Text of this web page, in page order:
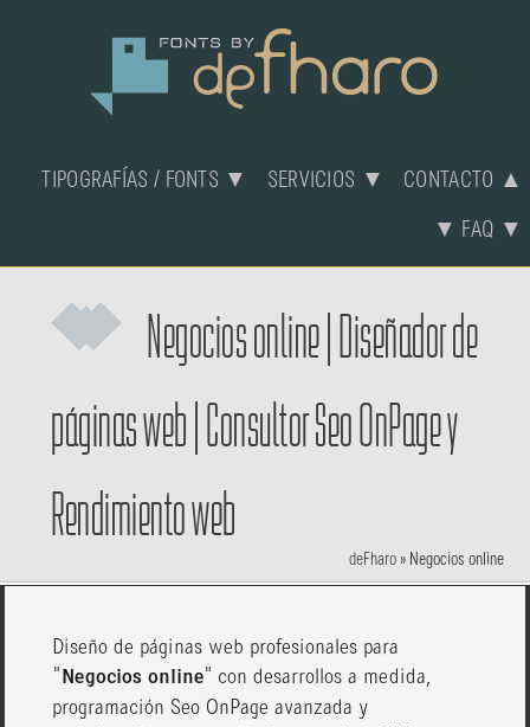
TIPOGRAFÍAS / FONTS ▼ SERVICIOS ▼ CONTACTO ▲
▼ FAQ ▼
Negocios online Diseñador de
páginas web Consultor Seo OnPage y
Rendimiento web
deFharo» Negocios online
Diseño de páginas web profesionales para
"Negocios online" con desarrollos a medida,
programación Seo OnPage avanzada y